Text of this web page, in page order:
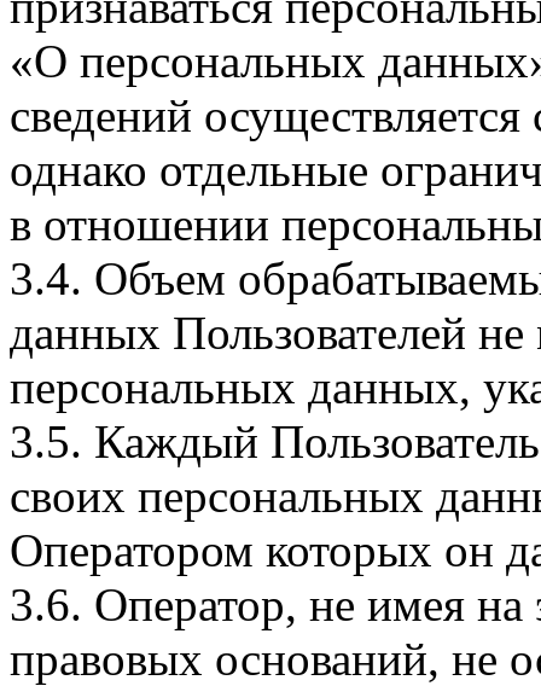
«О персональных
сведений
однако отдельные
в отношении
3.4. Объем
данных Пользователей
персональных данных,
3.5. Каждый
своих персональных
Оператором которых он
3.6. Оператор, не имея
правовых оснований, не